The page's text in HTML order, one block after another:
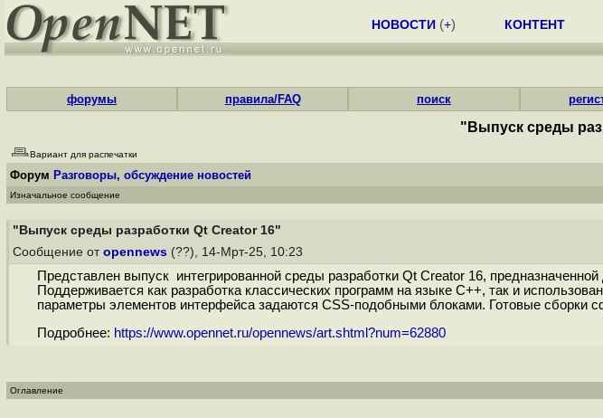
НОВОСТИ (+) КОНТЕНТ
форумы правила/FAQ поиск
"Выпуск среды
Вариант для распечатки
Форум Разговоры, обсуждение новостей
Изначальное сообщение
"Выпуск среды разработки Qt Creator 16"
Сообщение от opennews (??), 14-Мрт-25, 10:23
Представлен выпуск интегрированной среды разработки Qt Creator 16,
Поддерживается как разработка классических программ на языке C++, так и
параметры элементов интерфейса задаются CSS-подобными блоками. Готовые сборки
Подробнее: https://www.opennet.ru/opennews/art.shtml?num=62880
Оглавление